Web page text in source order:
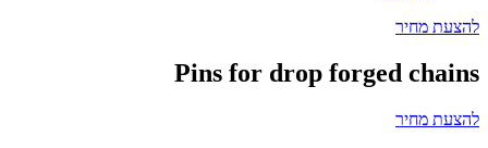
להצעת מחיר
Pins for drop forged chains
להצעת מחיר